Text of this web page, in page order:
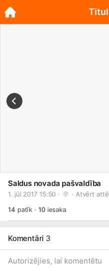
Saldus novada pašvaldība
1. jūl 2017 15:50 · · Atvērt
14 patīk · 10iesaka
Komentāri 3
Autorizējies, lai komentētu